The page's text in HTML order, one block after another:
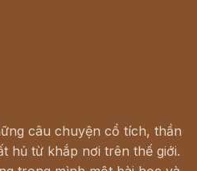
câu chuyện cổ tích, thần
hủ từ khắp nơi trên thế giới.